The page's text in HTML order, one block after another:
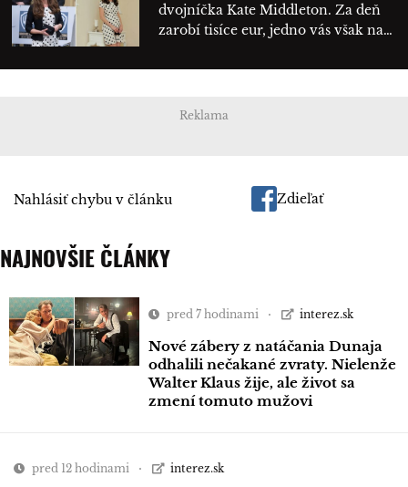
dvojníčka Kate Middleton. Za deň
zarobí tisíce eur, jedno vás však na…
Reklama
Nahlásiť chybu v článku Zdieľať
NAJNOVŠIE ČLÁNKY
pred 7 hodinami interez.sk
Nové zábery z natáčania Dunaja
odhalili nečakané zvraty. Nielenže
Walter Klaus žije, ale život sa
zmení tomuto mužovi
pred 12 hodinami interez.sk